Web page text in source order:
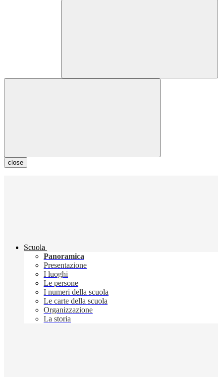
close
Scuola
Panoramica
Presentazione
I luoghi
Le persone
I numeri della scuola
Le carte della scuola
Organizzazione
La storia